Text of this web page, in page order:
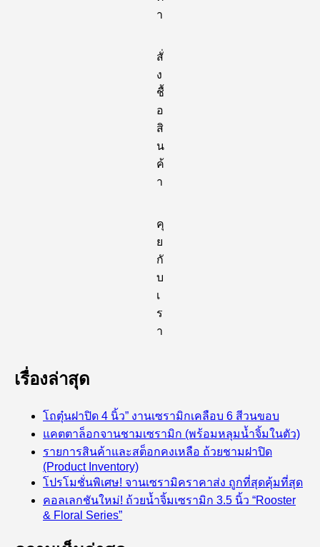
า
สั่
ง
ชื้
อ
สิ
น
ค้
า
คุ
ย
กั
บ
เ
ร
า
เรื่องล่าสุด
โถตุ๋นฝาปิด 4 นิ้ว” งานเซรามิกเคลือบ 6 สีวนขอบ
แคตตาล็อกจานชามเซรามิก (พร้อมหลุมน้ำจิ้มในตัว)
รายการสินค้าและสต็อกคงเหลือ ถ้วยชามฝาปิด
(Product Inventory)
โปรโมชั่นพิเศษ! จานเซรามิคราคาส่ง ถูกที่สุดคุ้มที่สุด
คอลเลกชันใหม่! ถ้วยน้ำจิ้มเซรามิก 3.5 นิ้ว “Rooster
& Floral Series”